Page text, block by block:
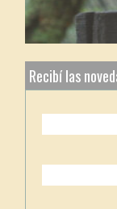
Recibí las